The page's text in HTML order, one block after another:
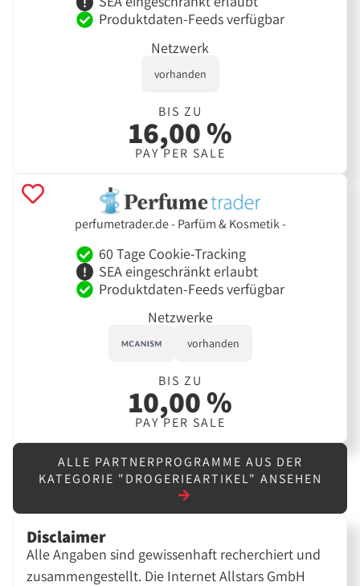
Produktdaten-Feeds verfügbar
Netzwerk
vorhanden
BIS ZU
16,00 %
PAY PER SALE
perfumetrader.de - Parfüm & Kosmetik -
60 Tage Cookie-Tracking
SEA eingeschränkt erlaubt
Produktdaten-Feeds verfügbar
Netzwerke
vorhanden
BIS ZU
10,00 %
PAY PER SALE
ALLE PARTNERPROGRAMME AUS DER
KATEGORIE "DROGERIEARTIKEL" ANSEHEN
Disclaimer
Alle Angaben sind gewissenhaft recherchiert und
zusammengestellt. Die Internet Allstars GmbH